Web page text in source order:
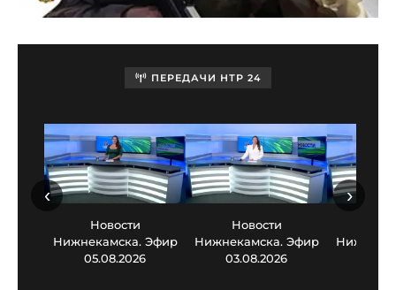
ПЕРЕДАЧИ НТР 24
Новости
Нижнекамска. Эфир
05.08.2026
Новости
Нижнекамска. Эфир
03.08.2026
‹ ›